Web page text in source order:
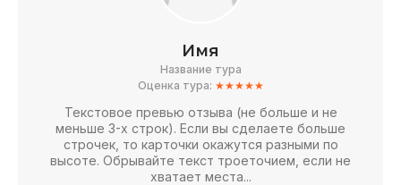
Имя
Название тура
Оценка тура: ★★★★★
Текстовое превью отзыва (не больше и не
меньше 3-х строк). Если вы сделаете больше
строчек, то карточки окажутся разными по
высоте. Обрывайте текст троеточием, если не
хватает места...